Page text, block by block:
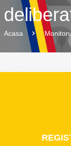
Acasa